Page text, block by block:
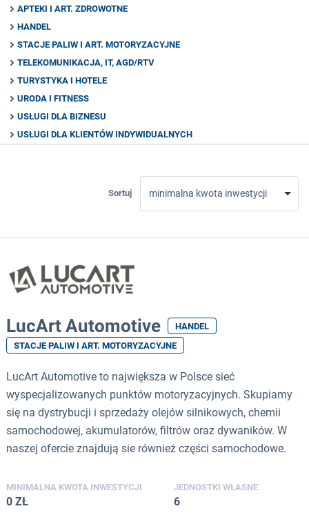
APTEKI I ART. ZDROWOTNE
HANDEL
STACJE PALIW I ART. MOTORYZACYJNE
TELEKOMUNIKACJA, IT, AGD/RTV
TURYSTYKA I HOTELE
URODA I FITNESS
USŁUGI DLA BIZNESU
USŁUGI DLA KLIENTÓW INDYWIDUALNYCH
Sortuj minimalna kwota inwestycji
LucArt Automotive
HANDEL
STACJE PALIW I ART. MOTORYZACYJNE
LucArt Automotive to największa w Polsce sieć
wyspecjalizowanych punktów motoryzacyjnych. Skupiamy
się na dystrybucji i sprzedaży olejów silnikowych, chemii
samochodowej, akumulatorów, filtrów oraz dywaników. W
naszej ofercie znajdują sie również części samochodowe.
MINIMALNA KWOTA INWESTYCJI
0 ZŁ
JEDNOSTKI WŁASNE
6